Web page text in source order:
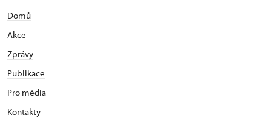
Domů
Akce
Zprávy
Publikace
Pro média
Kontakty